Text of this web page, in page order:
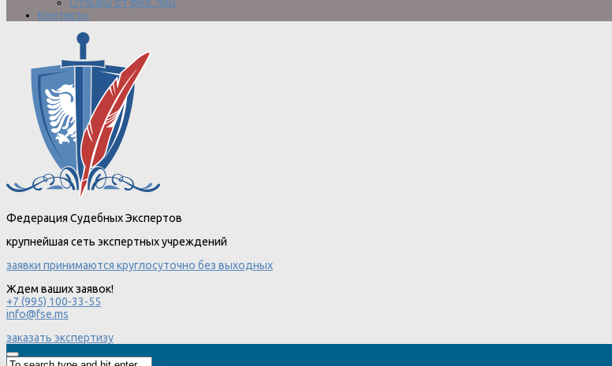
Отзывы от физ. лиц
Контакты
Федерация Судебных Экспертов
крупнейшая сеть экспертных учреждений
заявки принимаются круглосуточно без выходных
Ждем ваших заявок!
+7 (995) 100-33-55
info@fse.ms
заказать экспертизу